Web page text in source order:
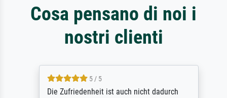
Cosa pensano di noi i
nostri clienti
5 / 5
Die Zufriedenheit ist auch nicht dadurch